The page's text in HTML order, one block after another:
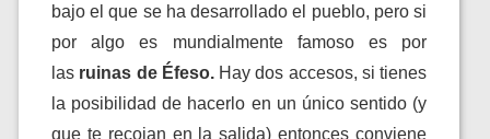
bajo el que se ha desarrollado el pueblo, pero si
por algo es mundialmente famoso es por
las ruinas de Éfeso. Hay dos accesos, si tienes
la posibilidad de hacerlo en un único sentido (y
que te recojan en la salida) entonces conviene